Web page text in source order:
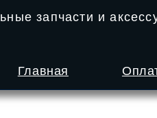
запчасти и
Главная